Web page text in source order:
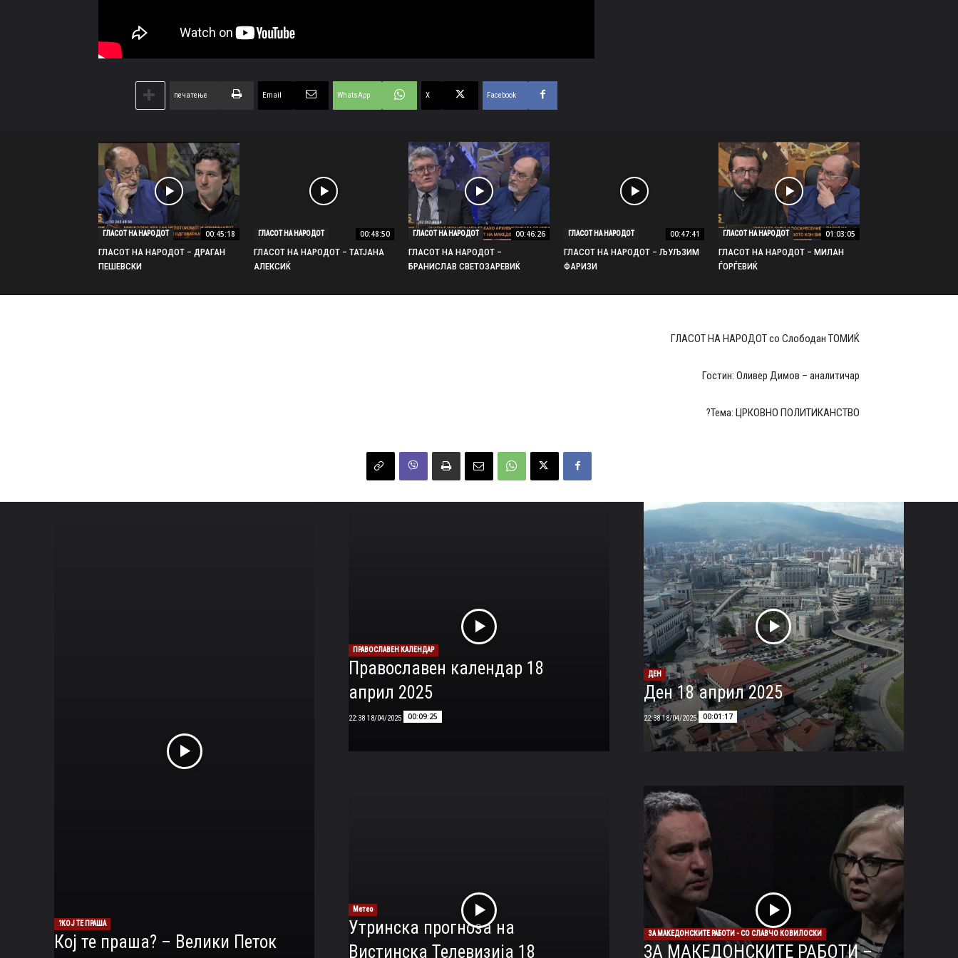
Facebook
X
WhatsApp
Email
печатење
ГЛАСОТ НА НАРОДОТ 01:03:05
ГЛАСОТ НА НАРОДОТ – МИЛАН
ЃОРЃЕВИЌ
ГЛАСОТ НА НАРОДОТ 00:47:41
ГЛАСОТ НА НАРОДОТ – ЉУЉЗИМ
ФАРИЗИ
ГЛАСОТ НА НАРОДОТ 00:46:26
ГЛАСОТ НА НАРОДОТ –
БРАНИСЛАВ СВЕТОЗАРЕВИЌ
ГЛАСОТ НА НАРОДОТ 00:48:50
ГЛАСОТ НА НАРОДОТ – ТАТЈАНА
АЛЕКСИЌ
ГЛАСОТ НА НАРОДОТ 00:45:18
ГЛАСОТ НА НАРОДОТ – ДРАГАН
ПЕШЕВСКИ
ГЛАСОТ НА НАРОДОТ со Слободан ТОМИЌ
Гостин: Оливер Димов – аналитичар
Тема: ЦРКОВНО ПОЛИТИКАНСТВО?
КОЈ ТЕ ПРАША?
Кој те праша? – Велики Петок
ПРАВОСЛАВЕН КАЛЕНДАР
Православен календар 18
април 2025
00:09:25
18/04/2025 22:38
Метео
Утринска прогноза на
Вистинска Телевизија 18
ДЕН
Ден 18 април 2025
00:01:17
18/04/2025 22:38
ЗА МАКЕДОНСКИТЕ РАБОТИ - СО СЛАВЧО КОВИЛОСКИ
ЗА МАКЕДОНСКИТЕ РАБОТИ –